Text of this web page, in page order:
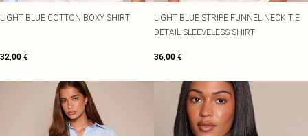
LIGHT BLUE COTTON BOXY SHIRT
32,00 €
LIGHT BLUE STRIPE FUNNEL NECK TIE
DETAIL SLEEVELESS SHIRT
36,00 €